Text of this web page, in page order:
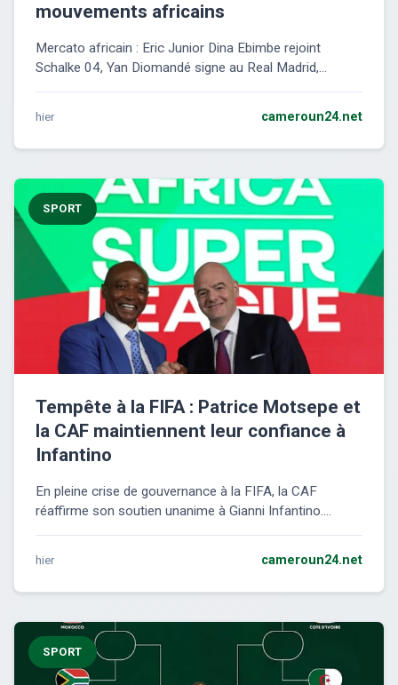
mouvements africains
Mercato africain : Eric Junior Dina Ebimbe rejoint
Schalke 04, Yan Diomandé signe au Real Madrid,...
hier cameroun24.net
SPORT
Tempête à la FIFA : Patrice Motsepe et
la CAF maintiennent leur confiance à
Infantino
En pleine crise de gouvernance à la FIFA, la CAF
réaffirme son soutien unanime à Gianni Infantino....
hier cameroun24.net
SPORT